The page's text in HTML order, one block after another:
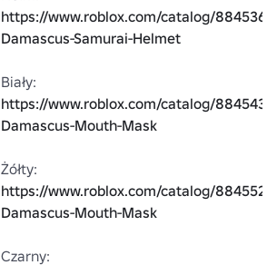
https://www.roblox.com/catalog/
Damascus-Samurai-Helmet
https://www.roblox.com/catalog/
Damascus-Mouth-Mask
https://www.roblox.com/catalog/
Damascus-Mouth-Mask